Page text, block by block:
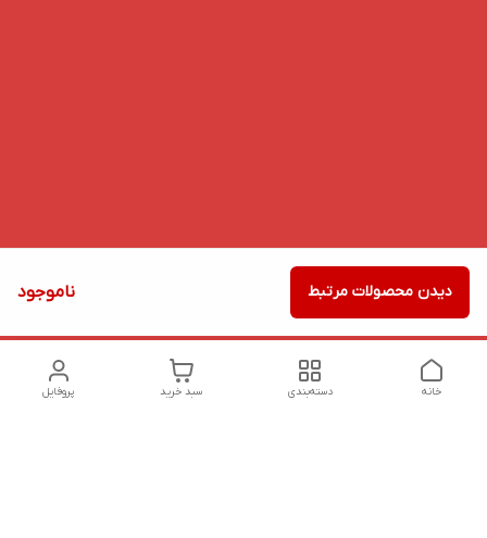
ناموجود دیدن محصولات مرتبط
پروفایل سبد خرید دسته‌بندی خانه